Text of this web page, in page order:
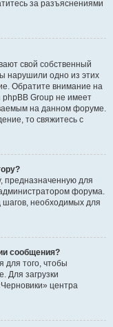
за разъяснениями
свой собственный
нарушили одно из этих
Обратите внимание на
Group не имеет
на данном форуме.
то свяжитесь с
предназначенную для
форума.
шагов, необходимых для
сообщения?
для того, чтобы
Для загрузки
центра